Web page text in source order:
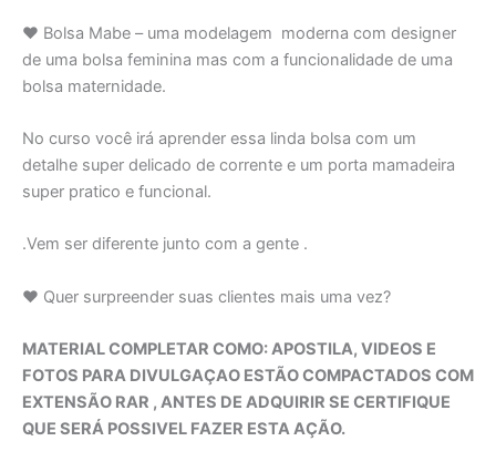
❤️ Bolsa Mabe – uma modelagem moderna com designer
de uma bolsa feminina mas com a funcionalidade de uma
bolsa maternidade.
No curso você irá aprender essa linda bolsa com um
detalhe super delicado de corrente e um porta mamadeira
super pratico e funcional.
.Vem ser diferente junto com a gente .
♥ Quer surpreender suas clientes mais uma vez?
MATERIAL COMPLETAR COMO: APOSTILA, VIDEOS E
FOTOS PARA DIVULGAÇAO ESTÃO COMPACTADOS COM
EXTENSÃO RAR , ANTES DE ADQUIRIR SE CERTIFIQUE
QUE SERÁ POSSIVEL FAZER ESTA AÇÃO.